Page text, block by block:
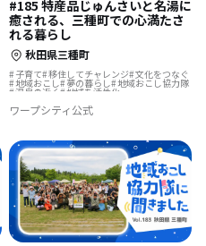
#185 特産品じゅんさいと名湯に
癒される、三種町での心満たさ
れる暮らし
秋田県三種町
子育て 移住してチャレンジ 文化をつなぐ
地域おこし 夢の暮らし 地域おこし協力隊
温泉の近く 地域を活性化
ワープシティ公式